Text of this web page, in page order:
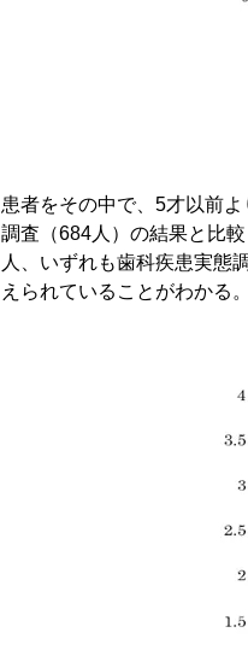
患者をその中で、5才以前
調査（684人）の結果と比
人、いずれも歯科疾患実態
えられていることがわかる